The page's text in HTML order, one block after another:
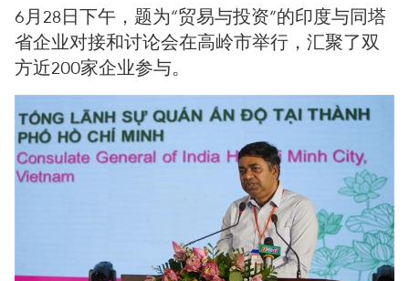
6月28日下午，题为“贸易与投资”的印度与同塔
省企业对接和讨论会在高岭市举行，汇聚了双
方近200家企业参与。